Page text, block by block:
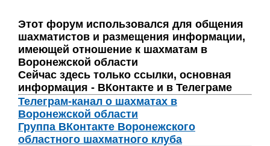
Этот форум использовался для общения
шахматистов и размещения информации,
имеющей отношение к шахматам в
Воронежской области
Сейчас здесь только ссылки, основная
информация - ВКонтакте и в Телеграме
Телеграм-канал о шахматах в
Воронежской области
Группа ВКонтакте Воронежского
областного шахматного клуба